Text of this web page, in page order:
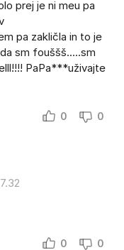
prej je ni meu pa
pa zakličla in to je
sm fouššš.....sm
PaPa***uživajte
0 0
0 0